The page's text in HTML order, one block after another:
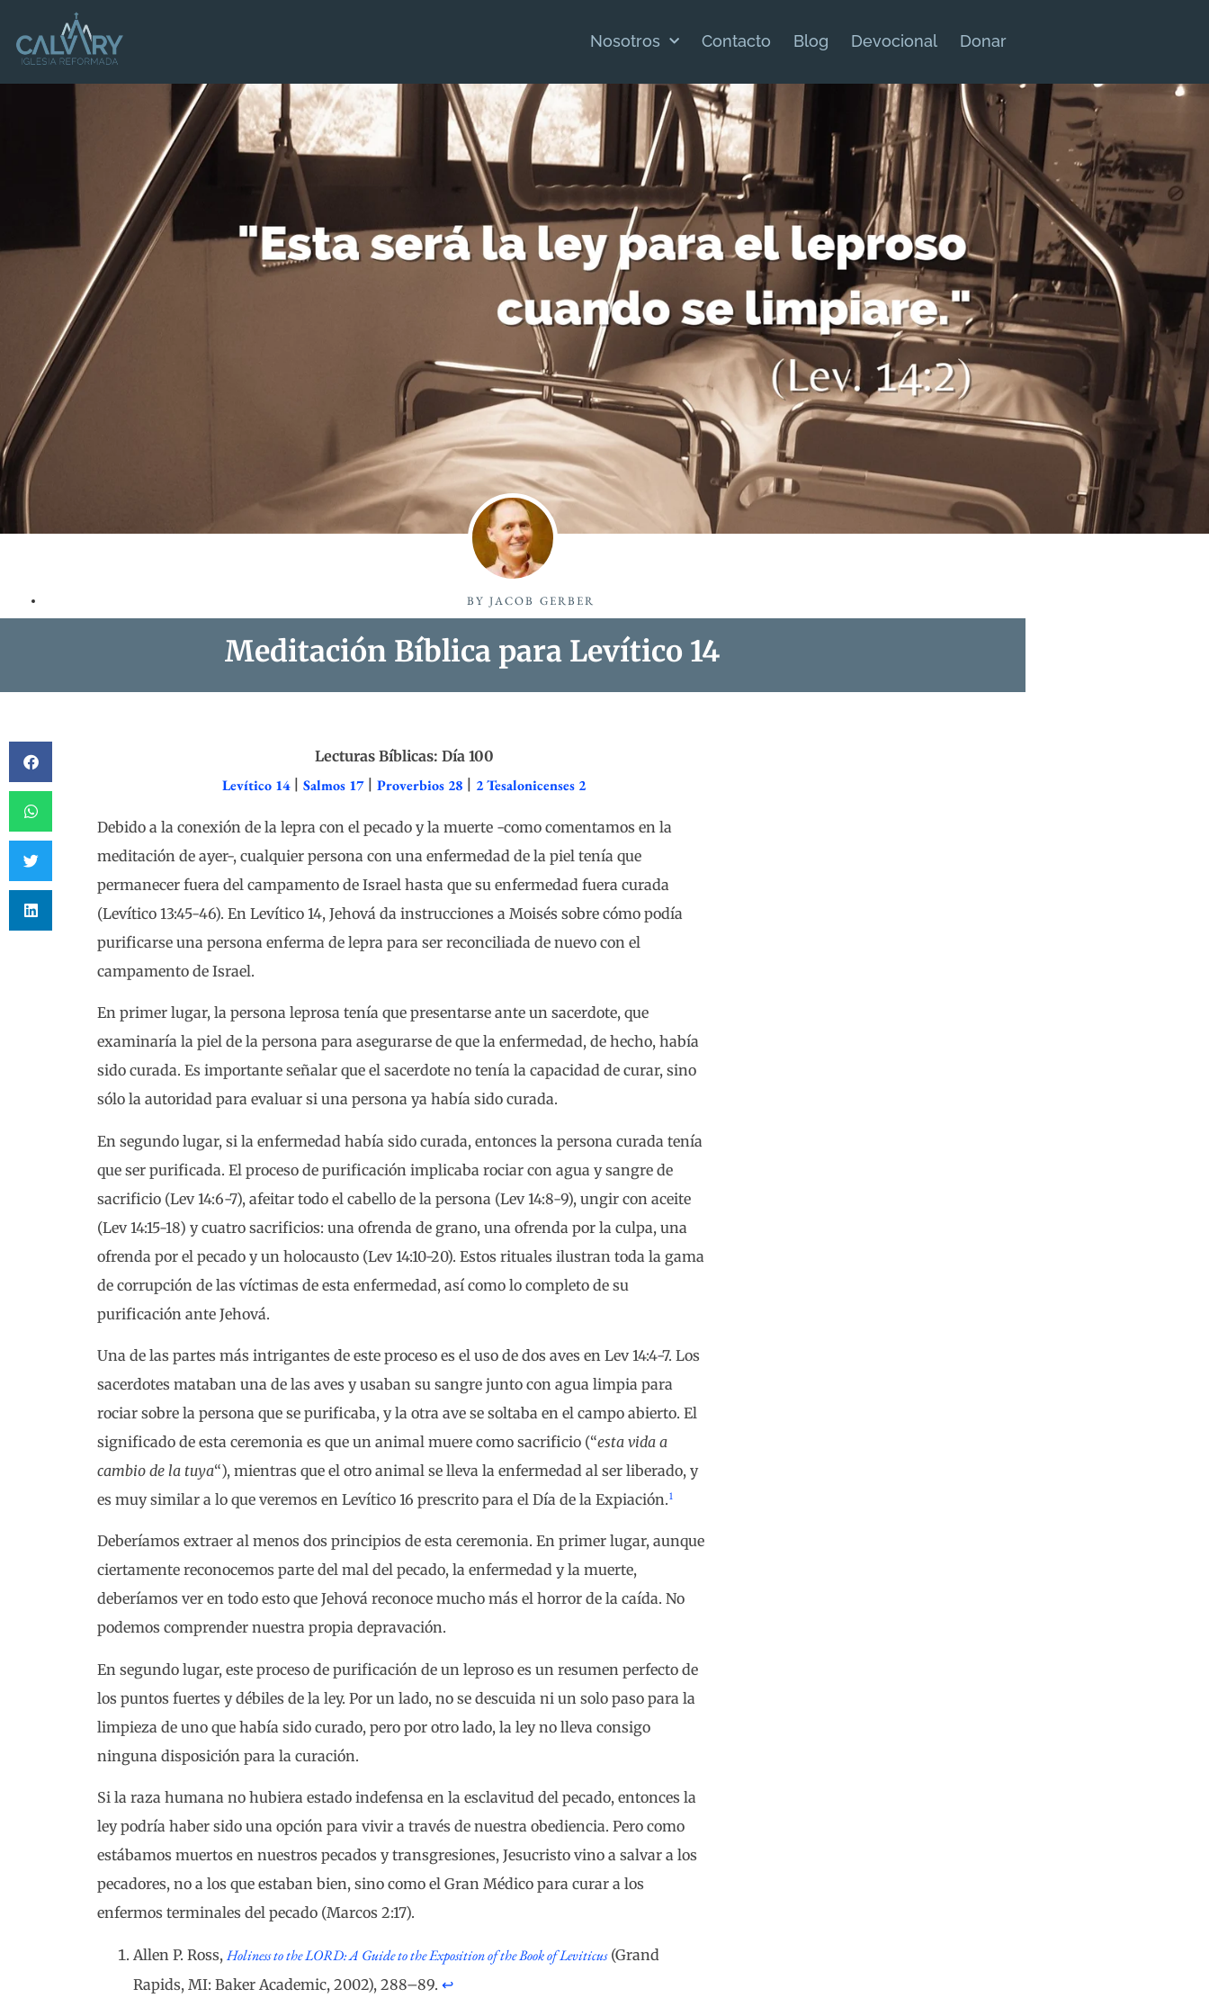
Nosotros Contacto Blog Devocional Donar
BY JACOB GERBER
Meditación Bíblica para Levítico 14
Lecturas Bíblicas: Día 100
Levítico 14| Salmos 17| Proverbios 28 2 Tesalonicenses 2
Debido a la conexión de la lepra con el pecado y la muerte -como comentamos en la
meditación de ayer-, cualquier persona con una enfermedad de la piel tenía que
permanecer fuera del campamento de Israel hasta que su enfermedad fuera curada
(Levítico 13:45-46). En Levítico 14, Jehová da instrucciones a Moisés sobre cómo podía
purificarse una persona enferma de lepra para ser reconciliada de nuevo con el
campamento de Israel.
En primer lugar, la persona leprosa tenía que presentarse ante un sacerdote, que
examinaría la piel de la persona para asegurarse de que la enfermedad, de hecho, había
sido curada. Es importante señalar que el sacerdote no tenía la capacidad de curar, sino
sólo la autoridad para evaluar si una persona ya había sido curada.
En segundo lugar, si la enfermedad había sido curada, entonces la persona curada tenía
que ser purificada. El proceso de purificación implicaba rociar con agua y sangre de
sacrificio (Lev 14:6-7), afeitar todo el cabello de la persona (Lev 14:8-9), ungir con aceite
(Lev 14:15-18) y cuatro sacrificios: una ofrenda de grano, una ofrenda por la culpa, una
ofrenda por el pecado y un holocausto (Lev 14:10-20). Estos rituales ilustran toda la gama
de corrupción de las víctimas de esta enfermedad, así como lo completo de su
purificación ante Jehová.
Una de las partes más intrigantes de este proceso es el uso de dos aves en Lev 14:4-7. Los
sacerdotes mataban una de las aves y usaban su sangre junto con agua limpia para
rociar sobre la persona que se purificaba, y la otra ave se soltaba en el campo abierto. El
significado de esta ceremonia es que un animal muere como sacrificio (“esta vida a
cambio de la tuya“), mientras que el otro animal se lleva la enfermedad al ser liberado, y
es muy similar a lo que veremos en Levítico 16 prescrito para el Día de la Expiación.1
Deberíamos extraer al menos dos principios de esta ceremonia. En primer lugar, aunque
ciertamente reconocemos parte del mal del pecado, la enfermedad y la muerte,
deberíamos ver en todo esto que Jehová reconoce mucho más el horror de la caída. No
podemos comprender nuestra propia depravación.
En segundo lugar, este proceso de purificación de un leproso es un resumen perfecto de
los puntos fuertes y débiles de la ley. Por un lado, no se descuida ni un solo paso para la
limpieza de uno que había sido curado, pero por otro lado, la ley no lleva consigo
ninguna disposición para la curación.
Si la raza humana no hubiera estado indefensa en la esclavitud del pecado, entonces la
ley podría haber sido una opción para vivir a través de nuestra obediencia. Pero como
estábamos muertos en nuestros pecados y transgresiones, Jesucristo vino a salvar a los
pecadores, no a los que estaban bien, sino como el Gran Médico para curar a los
enfermos terminales del pecado (Marcos 2:17).
Allen P. Ross, Holiness to the LORD: A Guide to the Exposition of the Book of Leviticus(Grand
Rapids, MI: Baker Academic, 2002), 288–89. ↩︎